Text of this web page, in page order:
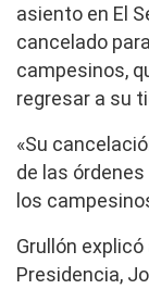
asiento en El
cancelado
campesinos,
regresar a su
«Su
de las
los
Grullón
Presidencia,